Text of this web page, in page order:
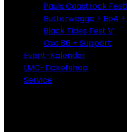
Pauls Coastrock
Butterwegge + BoA +
Black Tides Fest V
Oxo 86 + Support
Event-Kalender
LMC-Ticketshop
Service